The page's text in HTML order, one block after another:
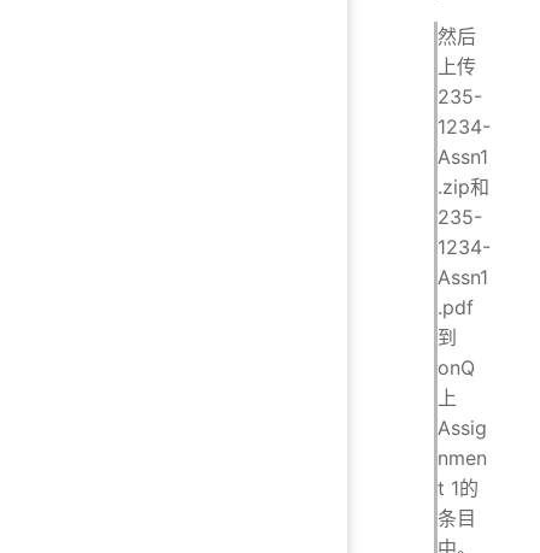
然后
上传
235-
1234-
Assn1
.zip和
235-
1234-
Assn1
.pdf
到
onQ
上
Assig
nmen
t 1的
条目
中。